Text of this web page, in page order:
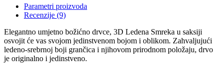
Parametri proizvoda
Recenzije (9)
Elegantno umjetno božićno drvce, 3D Ledena Smreka u saksiji
osvojit će vas svojom jedinstvenom bojom i oblikom. Zahvaljujući
ledeno-srebrnoj boji grančica i njihovom prirodnom položaju, drvo
je originalno i jedinstveno.